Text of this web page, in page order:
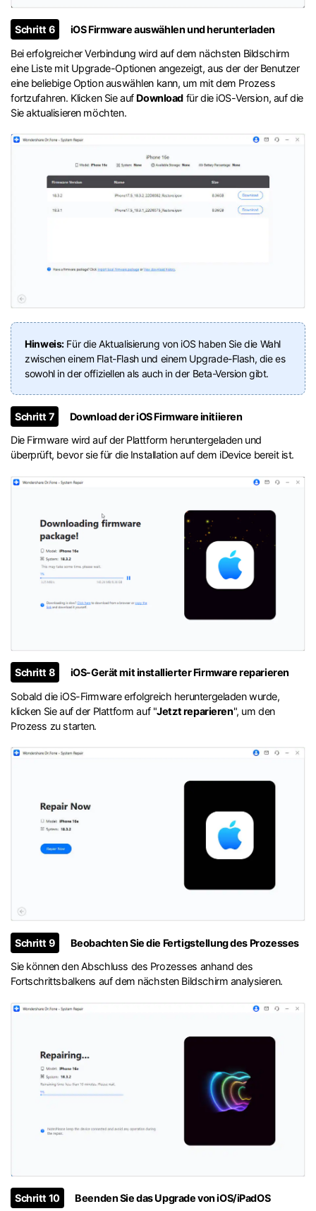
Schritt 6
iOS Firmware auswählen und herunterladen
Bei erfolgreicher Verbindung wird auf dem nächsten Bildschirm
eine Liste mit Upgrade-Optionen angezeigt, aus der der Benutzer
eine beliebige Option auswählen kann, um mit dem Prozess
fortzufahren. Klicken Sie auf Download für die iOS-Version, auf die
Sie aktualisieren möchten.
Hinweis:Für die Aktualisierung von iOS haben Sie die Wahl
zwischen einem Flat-Flash und einem Upgrade-Flash, die es
sowohl in der offiziellen als auch in der Beta-Version gibt.
Schritt 7
Download der iOS Firmware initiieren
Die Firmware wird auf der Plattform heruntergeladen und
überprüft, bevor sie für die Installation auf dem iDevice bereit ist.
Schritt 8
iOS-Gerät mit installierter Firmware reparieren
Sobald die iOS-Firmware erfolgreich heruntergeladen wurde,
klicken Sie auf der Plattform auf "Jetzt reparieren", um den
Prozess zu starten.
Schritt 9
Beobachten Sie die Fertigstellung des Prozesses
Sie können den Abschluss des Prozesses anhand des
Fortschrittsbalkens auf dem nächsten Bildschirm analysieren.
Schritt 10
Beenden Sie das Upgrade von iOS/iPadOS